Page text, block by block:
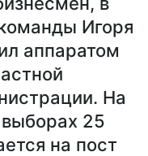
Игоря
аппаратом
На
25
на пост